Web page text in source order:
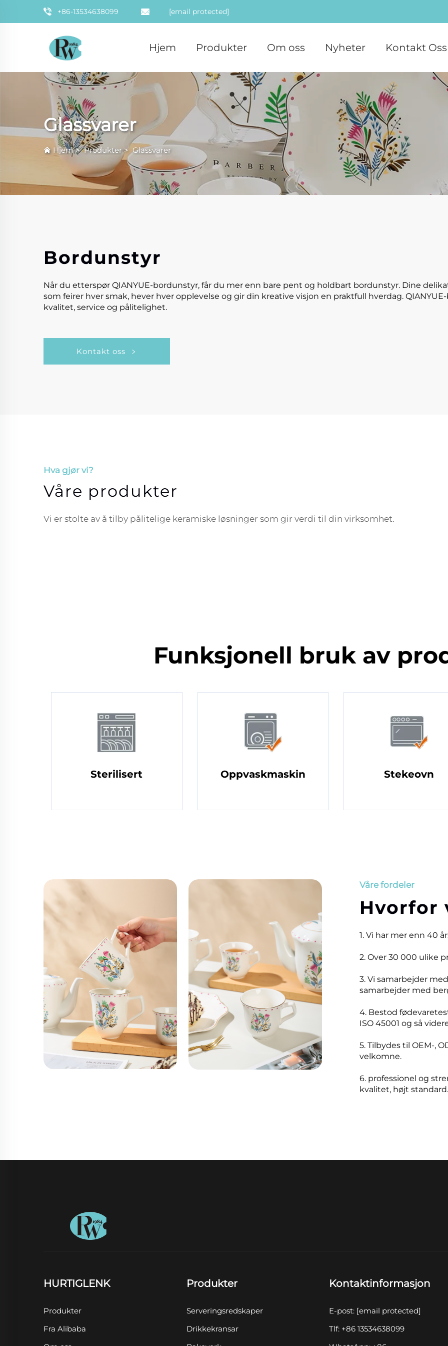
+86-13534638099 [email protected]
Hjem Produkter Om oss Nyheter Kontakt Oss
Glassvarer
Hjem>Produkter>Glassvarer
Bordunstyr
Når du etterspør QIANYUE-bordunstyr, får du mer enn bare pent og holdbart bordunstyr. Dine
som feirer hver smak, hever hver opplevelse og gir din kreative visjon en praktfull hverdag.
kvalitet, service og pålitelighet.
Kontakt oss
Hva gjør vi?
Våre produkter
Vi er stolte av å tilby pålitelige keramiske løsninger som gir verdi til din virksomhet.
Funksjonell bruk av
Sterilisert Oppvaskmaskin Stekeovn
Våre fordeler
Hvorfor
1. Vi har mer enn 40
2. Over 30 000 ulike
3. Vi samarbejder
samarbejder med
4. Bestod
ISO 45001 og så
5. Tilbydes til OEM-,
velkomne.
6. professionel og
kvalitet, højt standard.
HURTIGLENK
Produkter
Fra Alibaba
Produkter
Serveringsredskaper
Drikkekransar
Kontaktinformasjon
E-post: [email protected]
Tlf: +86 13534638099